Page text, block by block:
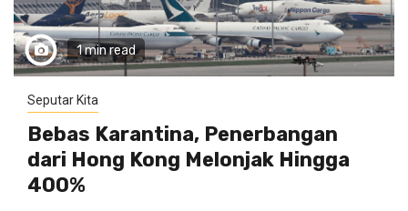
1 min read
Seputar Kita
Bebas Karantina, Penerbangan
dari Hong Kong Melonjak Hingga
400%